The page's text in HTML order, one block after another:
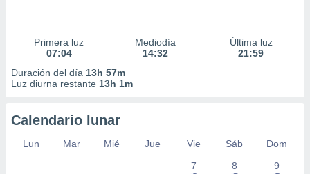
Primera luz
07:04
Mediodía
14:32
Última luz
21:59
Duración del día 13h 57m
Luz diurna restante 13h 1m
Calendario lunar
Lun Mar Mié Jue Vie Sáb
Dom
7
8 9